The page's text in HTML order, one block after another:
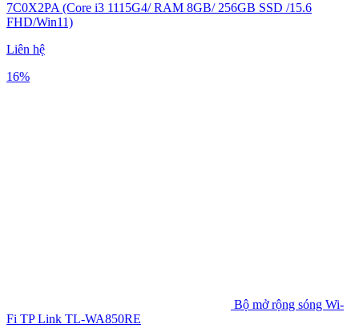
7C0X2PA (Core i3 1115G4/ RAM 8GB/ 256GB SSD /15.6
FHD/Win11)
Liên hệ
16%
Bộ mở rộng sóng Wi-
Fi TP Link TL-WA850RE